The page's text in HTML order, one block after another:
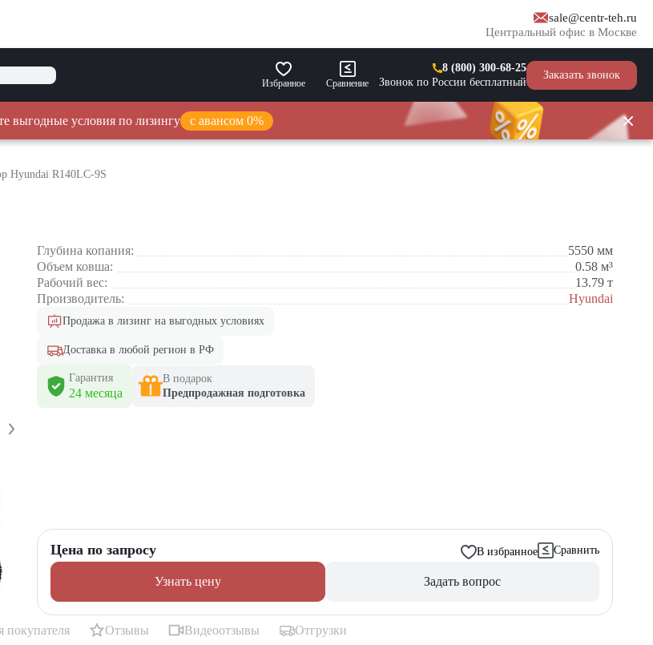
sale@centr-teh.ru
Центральный офис в Москве
Избранное Сравнение
8 (800) 300-68-25
Звонок по России бесплатный
Заказать звонок
выгодные условия по лизингу с авансом 0%
Hyundai R140LC-9S
Глубина копания: 5550 мм
Объем ковша:
0.58 м³
Рабочий вес:
13.79 т
Производитель:
Hyundai
Продажа в лизинг на выгодных условиях
Доставка в любой регион в РФ
Гарантия
24 месяца
В подарок
Предпродажная подготовка
Цена по запросу В избранное Сравнить
Узнать цену Задать вопрос
покупателя Отзывы Видеоотзывы Отгрузки